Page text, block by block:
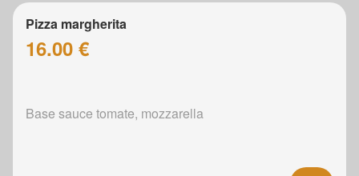
Pizza margherita
16.00 €
Base sauce tomate, mozzarella